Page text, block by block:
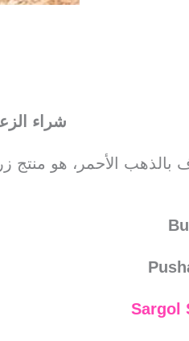
شراء
بالذهب الأحمر، هو
Sargol